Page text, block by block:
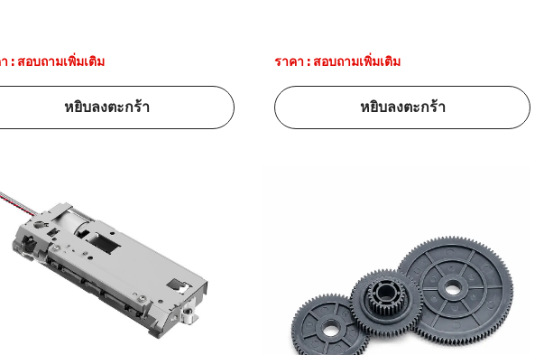
: สอบถามเพิ่มเติม
หยิบลงตะกร้า
ราคา : สอบถามเพิ่มเติม
หยิบลงตะกร้า